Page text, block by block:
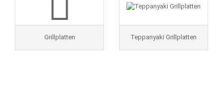
Grillplatten Teppanyaki Grillplatten